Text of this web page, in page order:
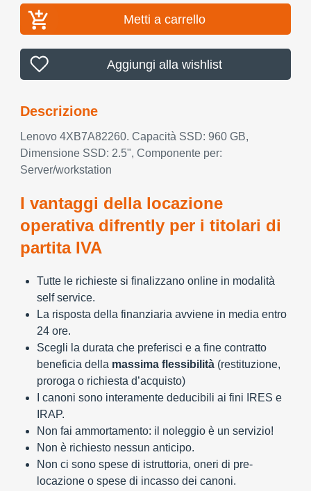
Metti a carrello
Aggiungi alla wishlist
Descrizione
Lenovo 4XB7A82260. Capacità SSD: 960 GB,
Dimensione SSD: 2.5", Componente per:
Server/workstation
I vantaggi della locazione
operativa difrently per i titolari di
partita IVA
Tutte le richieste si finalizzano online in modalità
self service.
La risposta della finanziaria avviene in media entro
24 ore.
Scegli la durata che preferisci e a fine contratto
beneficia della massima flessibilità (restituzione,
proroga o richiesta d’acquisto)
I canoni sono interamente deducibili ai fini IRES e
IRAP.
Non fai ammortamento: il noleggio è un servizio!
Non è richiesto nessun anticipo.
Non ci sono spese di istruttoria, oneri di pre-
locazione o spese di incasso dei canoni.